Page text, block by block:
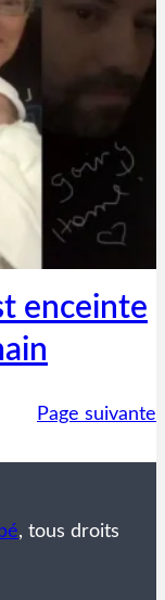
enceinte
Page suivante
, tous droits